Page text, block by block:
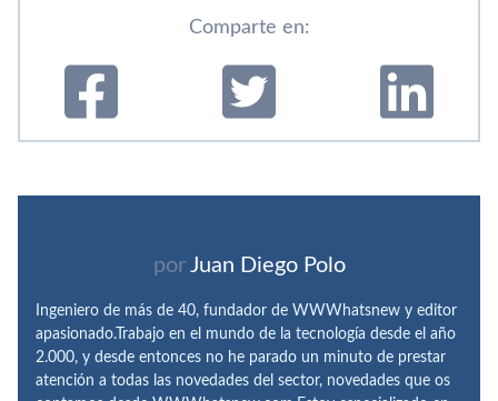
Comparte en:
por Juan Diego Polo
Ingeniero de más de 40, fundador de WWWhatsnew y editor
apasionado.Trabajo en el mundo de la tecnología desde el año
2.000, y desde entonces no he parado un minuto de prestar
atención a todas las novedades del sector, novedades que os